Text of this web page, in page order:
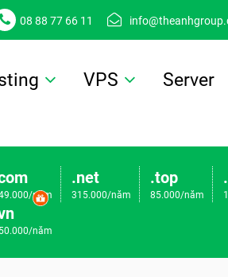
08 88 77 66 11
VPS Server
năm
.net
315.000/năm
.top
85.000/năm
năm